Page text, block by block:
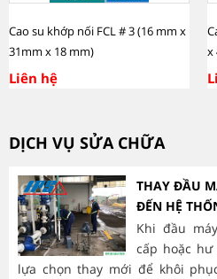
Cao su khớp nối FCL # 3 (16 mm x
31mm x 18 mm)
Liên hệ
x
DỊCH VỤ SỬA CHỮA
THAY ĐẦU
ĐẾN HỆ
Khi đầu
cấp hoặc
lựa chọn thay mới để khôi